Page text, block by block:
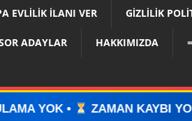
EVLİLİK İLANI VER GIZLILIK
ADAYLAR HAKKIMIZDA
KAYBI YOK • İLAN VERİN